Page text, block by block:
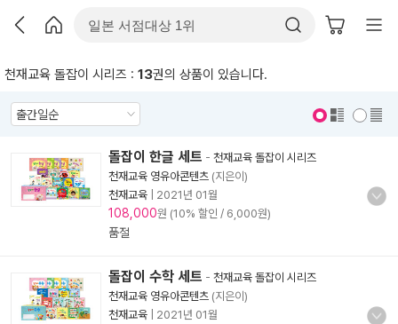
천재교육 돌잡이 시리즈 : 13권의 상품이 있습니다.
돌잡이 한글 세트 - 천재교육 돌잡이 시리즈
천재교육 영유아콘텐츠 (지은이)
천재교육
2021년 01월
108,000원 (10% 할인 / 6,000원)
품절
돌잡이 수학 세트 - 천재교육 돌잡이 시리즈
천재교육 영유아콘텐츠 (지은이)
천재교육
2021년 01월